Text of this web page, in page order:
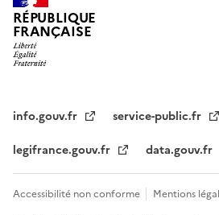
RÉPUBLIQUE
FRANÇAISE
info.gouv.fr
service-public.fr
legifrance.gouv.fr
data.gouv.fr
Accessibilité non conforme Mentions